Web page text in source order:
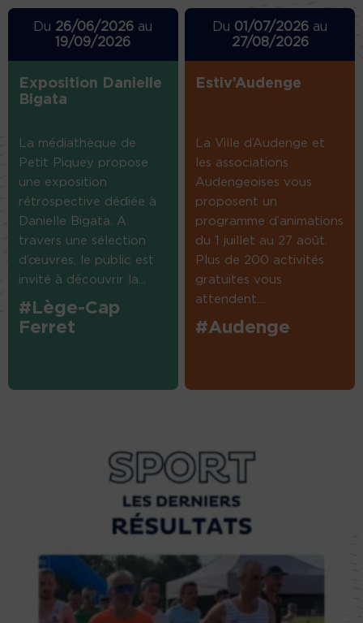
Du 26/06/2026 au
19/09/2026
Exposition Danielle
Bigata
La médiathèque de
Petit Piquey propose
une exposition
rétrospective dédiée à
Danielle Bigata. A
travers une sélection
d’œuvres, le public est
invité à découvrir la...
#Lège-Cap
Ferret
Du 01/07/2026 au
27/08/2026
Estiv’Audenge
La Ville d’Audenge et
les associations
Audengeoises vous
proposent un
programme d’animations
du 1 juillet au 27 août.
Plus de 200 activités
gratuites vous
attendent....
#Audenge